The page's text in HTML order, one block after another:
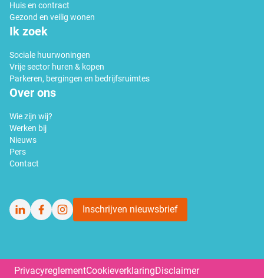
Huis en contract
Gezond en veilig wonen
Ik zoek
Sociale huurwoningen
Vrije sector huren & kopen
Parkeren, bergingen en bedrijfsruimtes
Over ons
Wie zijn wij?
Werken bij
Nieuws
Pers
Contact
LinkedInFacebookInstagramInschrijven nieuwsbrief
PrivacyreglementCookieverklaringDisclaimer